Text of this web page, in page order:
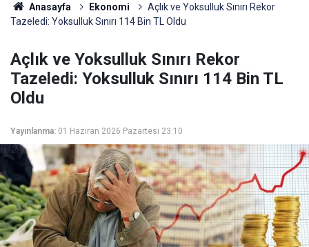
Anasayfa Ekonomi
Açlık ve Yoksulluk Sınırı Rekor
Tazeledi: Yoksulluk Sınırı 114 Bin TL Oldu
Açlık ve Yoksulluk Sınırı Rekor
Tazeledi: Yoksulluk Sınırı 114 Bin TL
Oldu
Yayınlanma: 01 Haziran 2026 Pazartesi 23:10